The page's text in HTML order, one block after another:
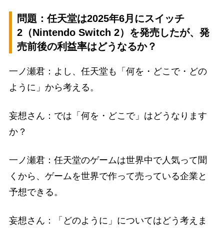
問題：任天堂は2025年6月にスイッチ
2（Nintendo Switch 2）を発売したが、発
売前後の利益率はどうなるか？
一ノ瀬君：よし、任天堂も「何を・どこで・どの
ように」から考える。
妄想さん：では「何を・どこで」はどうなります
か？
一ノ瀬君：任天堂のゲームは世界中で人気って聞
くから、ゲームを世界で作って売っている企業と
予想できる。
妄想さん：「どのように」についてはどう考えま